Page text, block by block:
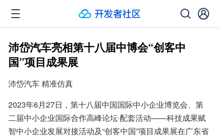
沛岱汽车亮相第十八届中博会“创客中
国”项目成果展
沛岱汽车 精准仿真
2023年6月27日，第十八届中国国际中小企业博览会、第
二届中小企业国际合作高峰论坛·配套活动——科技成果赋
智中小企业发展对接活动及“创客中国”项目成果展在广东省